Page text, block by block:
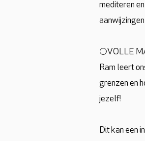
mediteren
🌕VOLLE
Ram leert
grenzen en
jezelf!
Dit kan een